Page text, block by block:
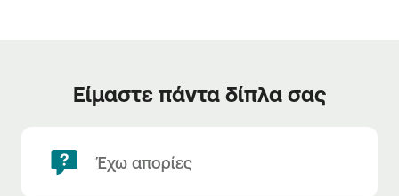
Είμαστε πάντα δίπλα σας
Έχω απορίες